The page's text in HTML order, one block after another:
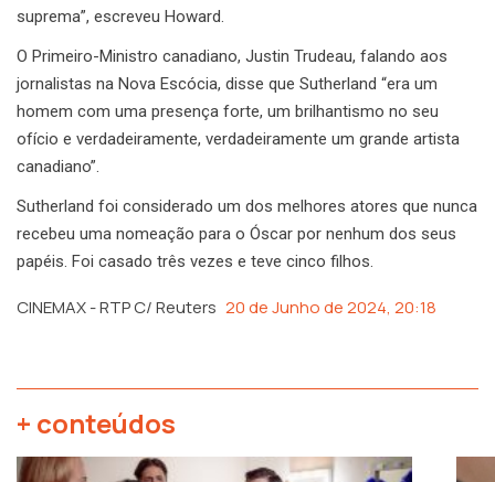
suprema”, escreveu Howard.
O Primeiro-Ministro canadiano, Justin Trudeau, falando aos
jornalistas na Nova Escócia, disse que Sutherland “era um
homem com uma presença forte, um brilhantismo no seu
ofício e verdadeiramente, verdadeiramente um grande artista
canadiano”.
Sutherland foi considerado um dos melhores atores que nunca
recebeu uma nomeação para o Óscar por nenhum dos seus
papéis. Foi casado três vezes e teve cinco filhos.
CINEMAX - RTP C/ Reuters 20 de Junho de 2024, 20:18
+ conteúdos